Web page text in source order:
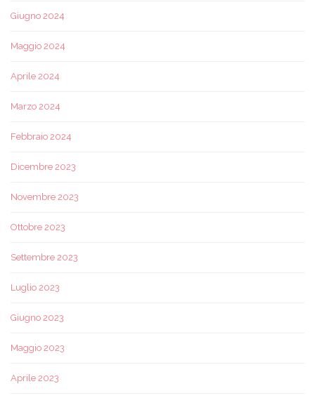
Giugno 2024
Maggio 2024
Aprile 2024
Marzo 2024
Febbraio 2024
Dicembre 2023
Novembre 2023
Ottobre 2023
Settembre 2023
Luglio 2023
Giugno 2023
Maggio 2023
Aprile 2023